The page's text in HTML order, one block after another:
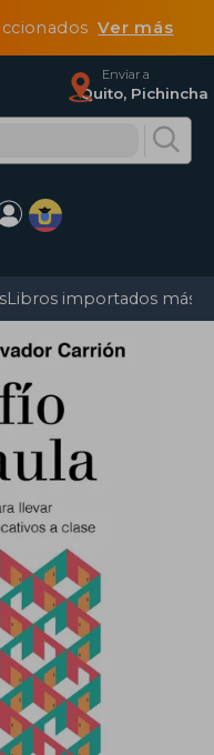
Ver más
Enviar a
Quito, Pichincha
Libros importados más